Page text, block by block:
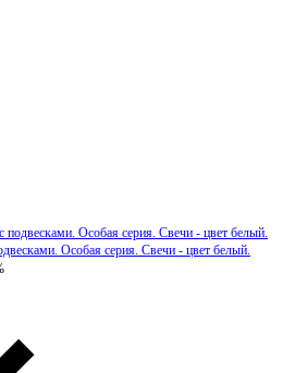
Особая серия. Свечи - цвет белый.